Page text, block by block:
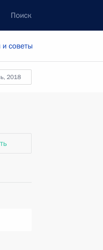
Поиск
советы
2018